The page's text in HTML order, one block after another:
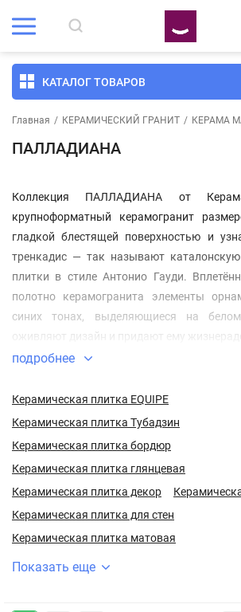
КАТАЛОГ ТОВАРОВ
Главная / КЕРАМИЧЕСКИЙ ГРАНИТ / КЕРАМА
ПАЛЛАДИАНА
Коллекция ПАЛЛАДИАНА от
крупноформатный керамогранит
гладкой блестящей поверхностью и
тренкадис — так называют
плитки в стиле Антонио Гауди.
полотно керамогранита элементы
синих тонах, выделяющиеся на
оживляют дизайн и придают ему
подробнее
Керамическая плитка EQUIPE
Керамическая плитка Тубадзин
Керамическая плитка бордюр
Керамическая плитка глянцевая
Керамическая плитка декор
Керамическая плитка для стен
Керамическая плитка матовая
Показать еще